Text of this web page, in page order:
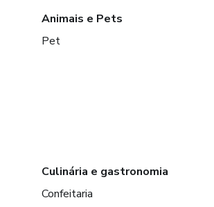
Animais e Pets
Pet
Culinária e gastronomia
Confeitaria